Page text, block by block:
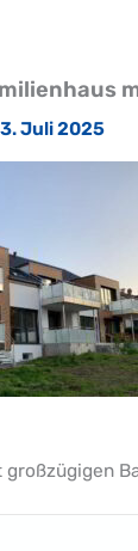
3. Juli 2025